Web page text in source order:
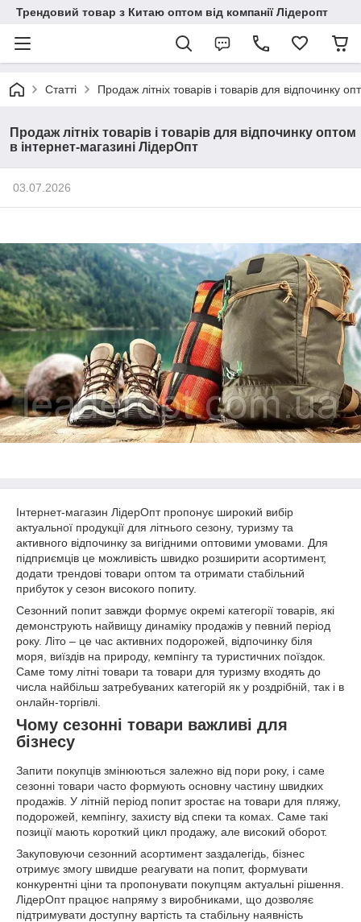
Трендовий товар з Китаю оптом від компанії Лідеропт
Статті Продаж літніх товарів і товарів для відпочинку
Продаж літніх товарів і товарів для відпочинку оптом
в інтернет-магазині ЛідерОпт
03.07.2026
Інтернет-магазин ЛідерОпт пропонує широкий вибір
актуальної продукції для літнього сезону, туризму та
активного відпочинку за вигідними оптовими умовами. Для
підприємців це можливість швидко розширити асортимент,
додати трендові товари оптом та отримати стабільний
прибуток у сезон високого попиту.
Сезонний попит завжди формує окремі категорії товарів, які
демонструють найвищу динаміку продажів у певний період
року. Літо – це час активних подорожей, відпочинку біля
моря, виїздів на природу, кемпінгу та туристичних поїздок.
Саме тому літні товари та товари для туризму входять до
числа найбільш затребуваних категорій як у роздрібній, так і в
онлайн-торгівлі.
Чому сезонні товари важливі для
бізнесу
Запити покупців змінюються залежно від пори року, і саме
сезонні товари часто формують основну частину швидких
продажів. У літній період попит зростає на товари для пляжу,
подорожей, кемпінгу, захисту від спеки та комах. Саме такі
позиції мають короткий цикл продажу, але високий оборот.
Закуповуючи сезонний асортимент заздалегідь, бізнес
отримує змогу швидше реагувати на попит, формувати
конкурентні ціни та пропонувати покупцям актуальні рішення.
ЛідерОпт працює напряму з виробниками, що дозволяє
підтримувати доступну вартість та стабільну наявність